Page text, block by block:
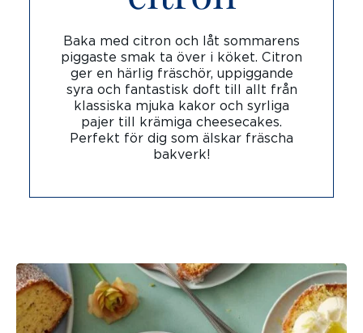
Baka med citron och låt sommarens
piggaste smak ta över i köket. Citron
ger en härlig fräschör, uppiggande
syra och fantastisk doft till allt från
klassiska mjuka kakor och syrliga
pajer till krämiga cheesecakes.
Perfekt för dig som älskar fräscha
bakverk!